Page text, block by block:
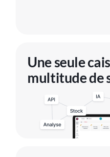
Une seule
multitude de